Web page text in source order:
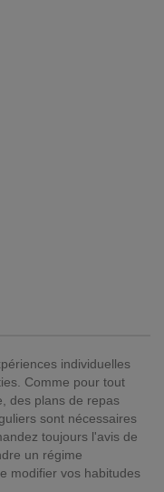
individuelles
Comme pour tout
des plans de repas
sont nécessaires
toujours l'avis de
un régime
modifier vos habitudes